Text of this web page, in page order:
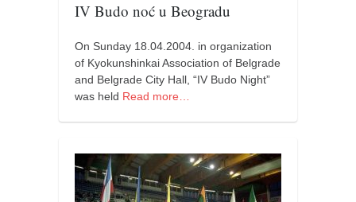
kontakt
besplatna e-knjiga
termini treninga
moja priča
IV Budo noć u Beogradu
On Sunday 18.04.2004. in organization
of Kyokunshinkai Association of Belgrade
and Belgrade City Hall, “IV Budo Night”
was held Read more…